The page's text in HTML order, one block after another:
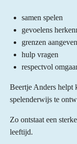
samen spelen
gevoelens
grenzen aangeven
hulp vragen
respectvol
Beertje Anders helpt
spelenderwijs te
Zo ontstaat een
leeftijd.